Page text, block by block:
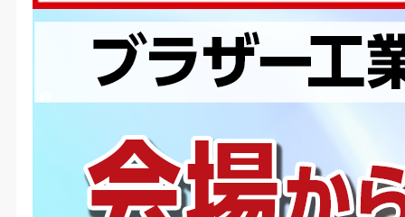
取り専用機
2024/11/11 11:21 更新日時 2024/11/15 09:11
#LIVE・展示会レポ #製造・機械加工